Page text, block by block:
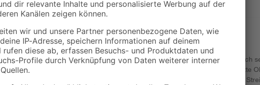
Die Farbe 'Xpress' von Toom kann nützlich für dich
Renovierungsarbeiten anstehen. Eine seidenmatte
dabei. Mit einem Inhalt von 1 l kannst du es zum